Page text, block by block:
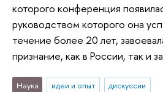
которого конференция
руководством которого она
течение более 20 лет,
признание, как в России, так и
Наука идеи и опыт
дискуссии